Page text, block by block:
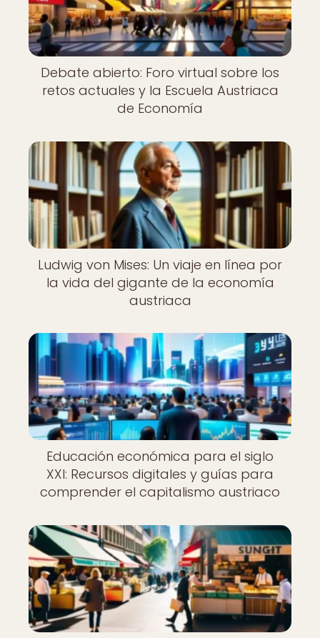
Debate abierto: Foro virtual sobre los
retos actuales y la Escuela Austriaca
de Economía
Ludwig von Mises: Un viaje en línea por
la vida del gigante de la economía
austriaca
Educación económica para el siglo
XXI: Recursos digitales y guías para
comprender el capitalismo austriaco